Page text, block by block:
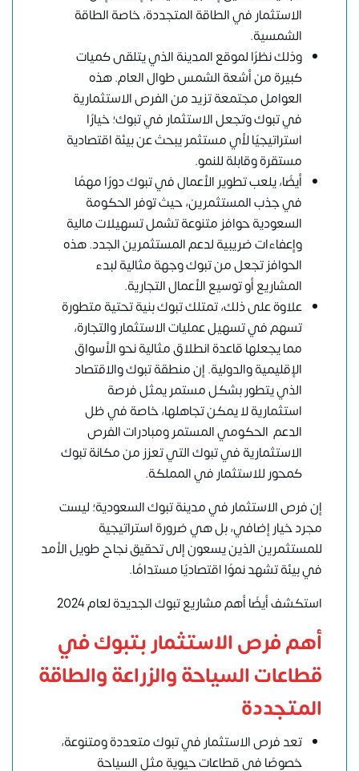
الاستثمار في الطاقة المتجددة، خاصة الطاقة
الشمسية.
وذلك نظرًا لموقع المدينة الذي يتلقى كميات
كبيرة من أشعة الشمس طوال العام. هذه
العوامل مجتمعة تزيد من الفرص الاستثمارية
في تبوك وتجعل الاستثمار في تبوك؛ خيارًا
استراتيجيًا لأي مستثمر يبحث عن بيئة اقتصادية
مستقرة وقابلة للنمو.
أيضًا، يلعب تطوير الأعمال في تبوك دورًا مهمًا
في جذب المستثمرين، حيث توفر الحكومة
السعودية حوافز متنوعة تشمل تسهيلات مالية
وإعفاءات ضريبية لدعم المستثمرين الجدد. هذه
الحوافز تجعل من تبوك وجهة مثالية لبدء
المشاريع أو توسيع الأعمال التجارية.
علاوة على ذلك، تمتلك تبوك بنية تحتية متطورة
تسهم في تسهيل عمليات الاستثمار والتجارة،
مما يجعلها قاعدة انطلاق مثالية نحو الأسواق
الإقليمية والدولية. إن منطقة تبوك والاقتصاد
الذي يتطور بشكل مستمر يمثل فرصة
استثمارية لا يمكن تجاهلها، خاصة في ظل
الدعم الحكومي المستمر ومبادرات الفرص
الاستثمارية في تبوك التي تعزز من مكانة تبوك
كمحور للاستثمار في المملكة.
إن فرص الاستثمار في مدينة تبوك السعودية؛ ليست
مجرد خيار إضافي، بل هي ضرورة استراتيجية
للمستثمرين الذين يسعون إلى تحقيق نجاح طويل الأمد
في بيئة تشهد نموًا اقتصاديًا مستدامًا.
استكشف أيضًا أهم مشاريع تبوك الجديدة لعام 2024
أهم فرص الاستثمار بتبوك في
قطاعات السياحة والزراعة والطاقة
المتجددة
تعد فرص الاستثمار في تبوك متعددة ومتنوعة،
خصوصًا في قطاعات حيوية مثل السياحة